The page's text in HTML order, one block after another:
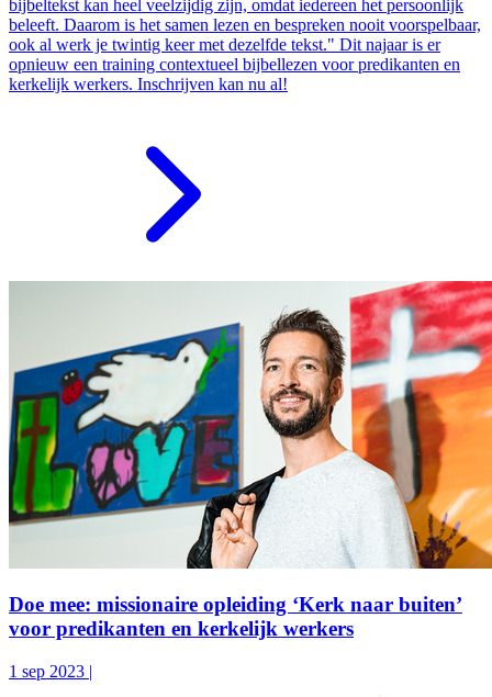
bijbeltekst kan heel veelzijdig zijn, omdat iedereen het persoonlijk
beleeft. Daarom is het samen lezen en bespreken nooit voorspelbaar,
ook al werk je twintig keer met dezelfde tekst." Dit najaar is er
opnieuw een training contextueel bijbellezen voor predikanten en
kerkelijk werkers. Inschrijven kan nu al!
Doe mee: missionaire opleiding ‘Kerk naar buiten’
voor predikanten en kerkelijk werkers
1 sep 2023 |